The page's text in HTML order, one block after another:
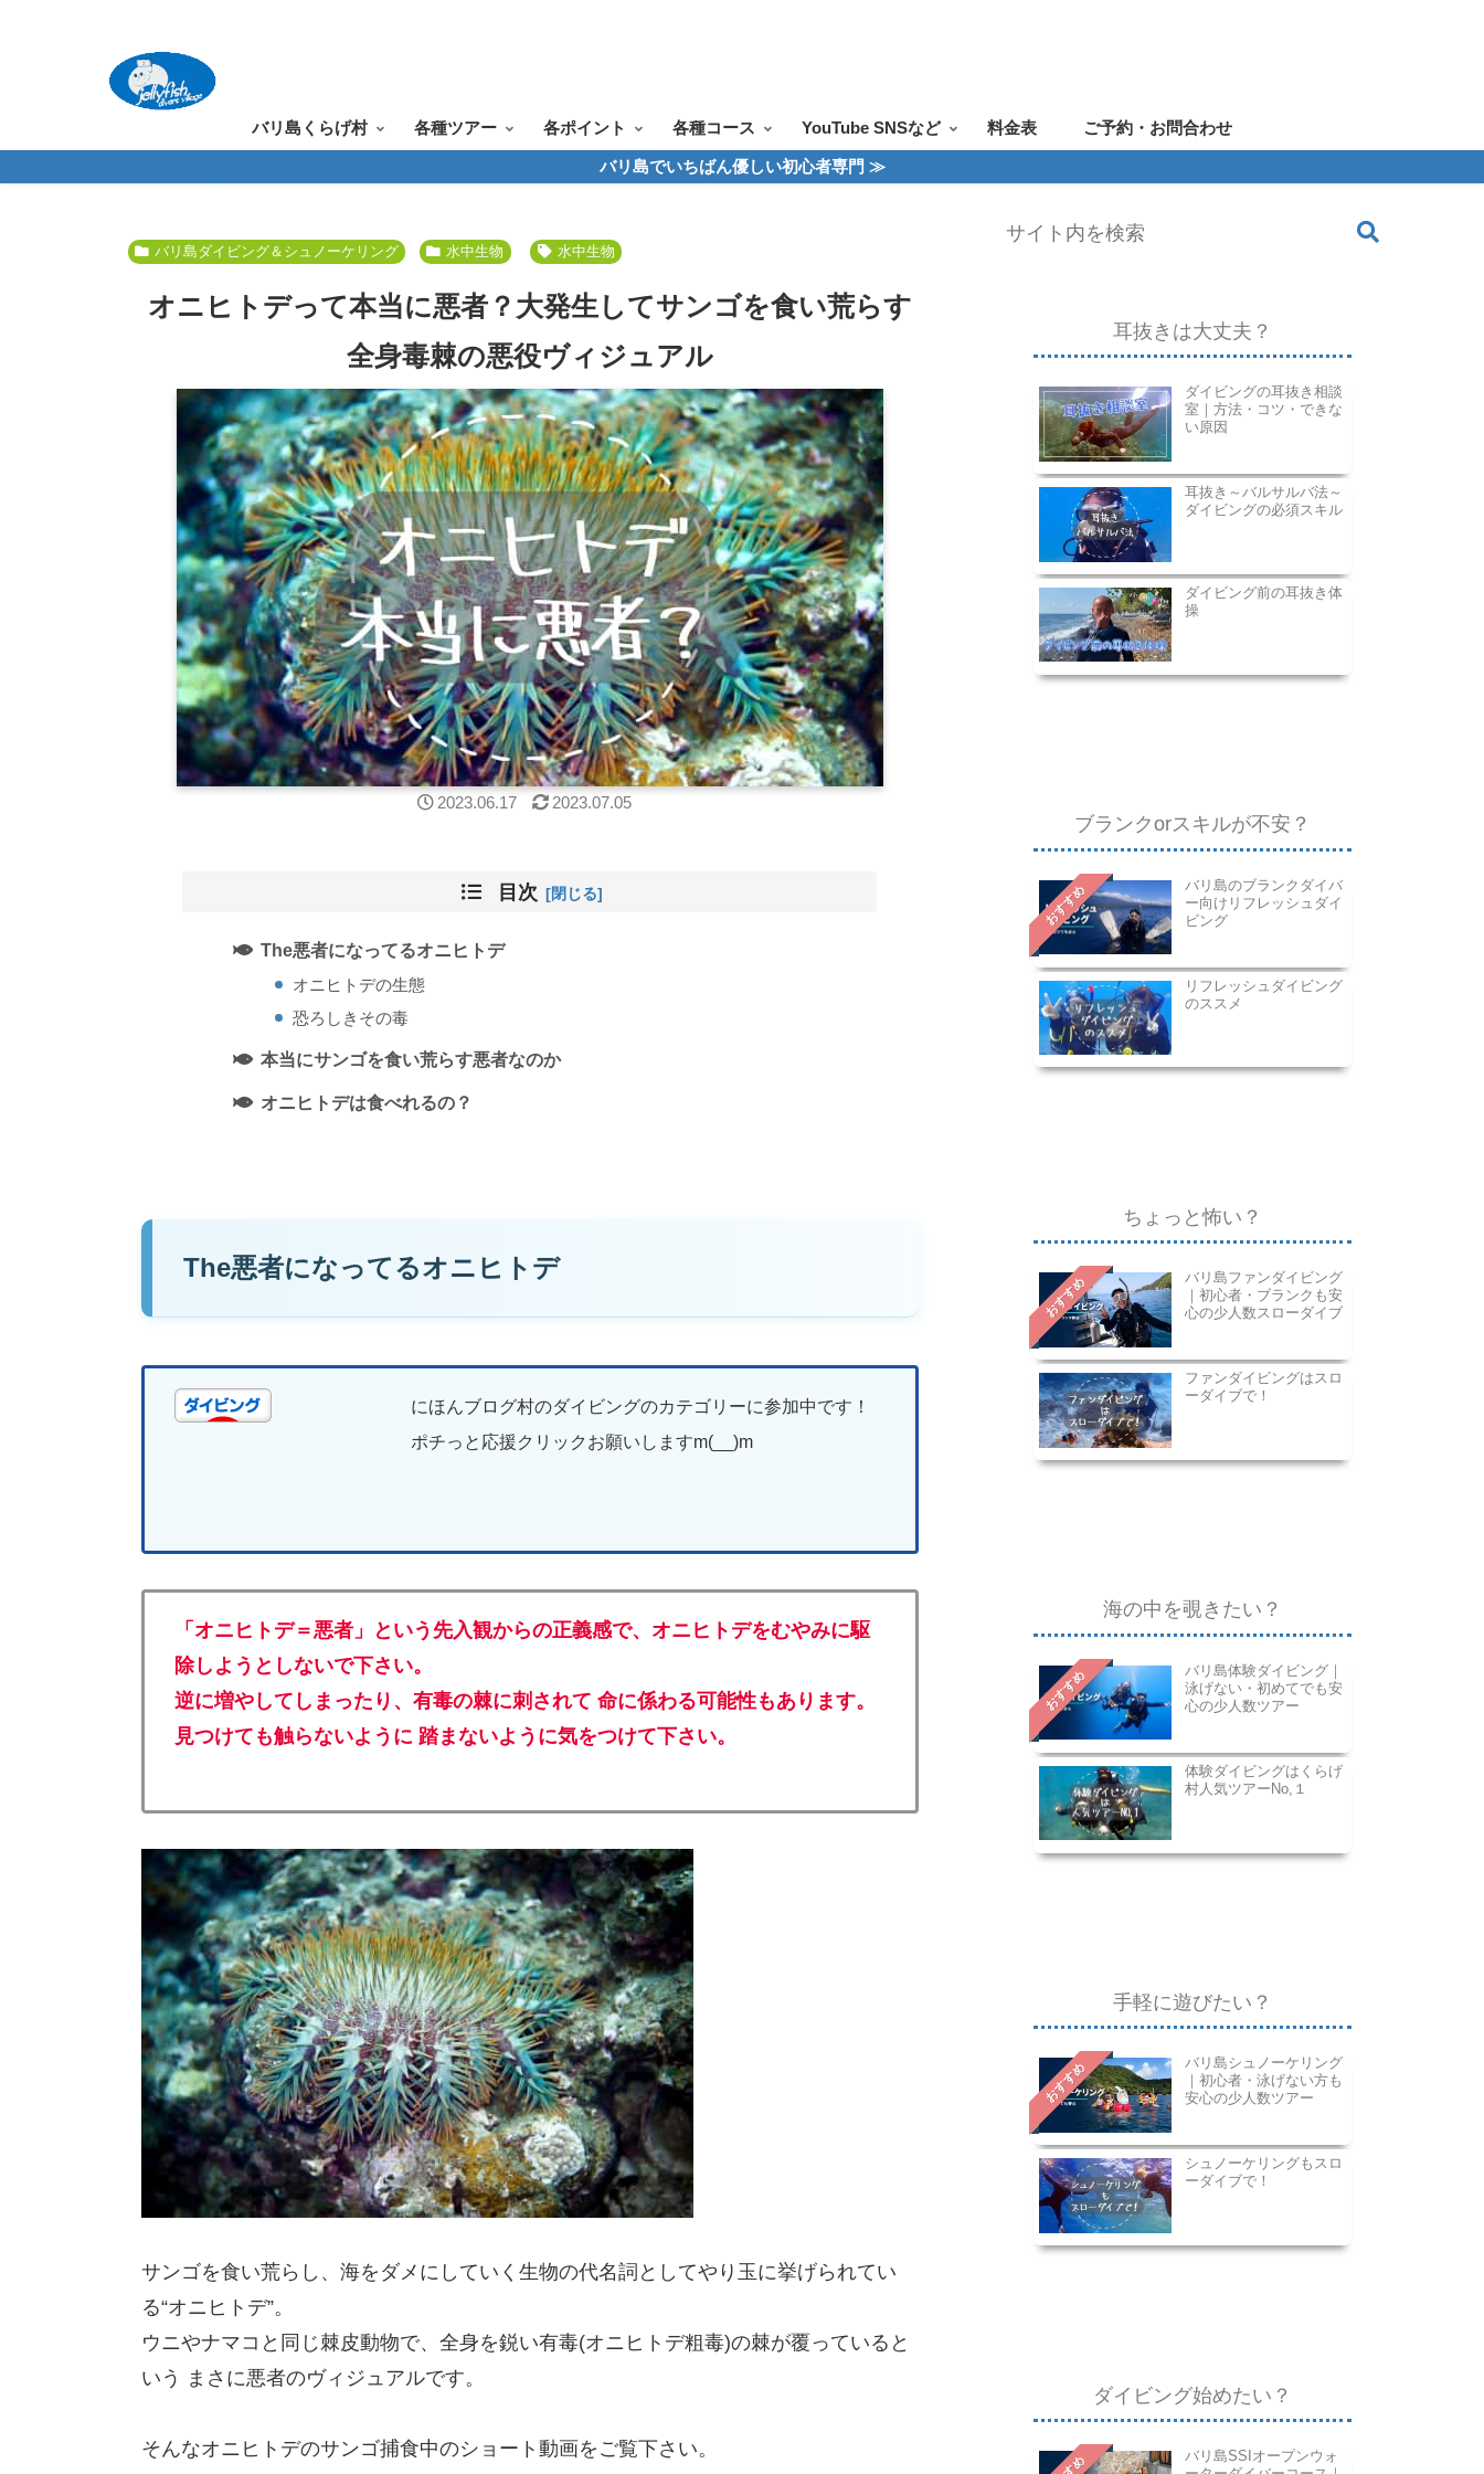
バリ島くらげ村 各種ツアー 各ポイント 各種コース YouTube SNSなど 料金表 ご予約・お問合わせ
バリ島でいちばん優しい初心者専門 ≫
バリ島ダイビング＆シュノーケリング 水中生物 水中生物
オニヒトデって本当に悪者？大発生してサンゴを食い荒らす
全身毒棘の悪役ヴィジュアル
2023.06.17 2023.07.05
目次
The悪者になってるオニヒトデ
オニヒトデの生態
恐ろしきその毒
本当にサンゴを食い荒らす悪者なのか
オニヒトデは食べれるの？
The悪者になってるオニヒトデ
にほんブログ村のダイビングのカテゴリーに参加中です！
ポチっと応援クリックお願いしますm(__)m
「オニヒトデ＝悪者」という先入観からの正義感で、オニヒトデをむやみに駆
除しようとしないで下さい。
逆に増やしてしまったり、有毒の棘に刺されて 命に係わる可能性もあります。
見つけても触らないように 踏まないように気をつけて下さい。
サンゴを食い荒らし、海をダメにしていく生物の代名詞としてやり玉に挙げられてい
る“オニヒトデ”。
ウニやナマコと同じ棘皮動物で、全身を鋭い有毒(オニヒトデ粗毒)の棘が覆っていると
いう まさに悪者のヴィジュアルです。
そんなオニヒトデのサンゴ捕食中のショート動画をご覧下さい。
耳抜きは大丈夫？
ダイビングの耳抜き相談
室｜方法・コツ・できな
い原因
耳抜き～バルサルバ法～
ダイビングの必須スキル
ダイビング前の耳抜き体
操
ブランクorスキルが不安？
おすすめ
バリ島のブランクダイバ
ー向けリフレッシュダイ
ビング
リフレッシュダイビング
のススメ
ちょっと怖い？
おすすめ
バリ島ファンダイビング
｜初心者・ブランクも安
心の少人数スローダイブ
ファンダイビングはスロ
ーダイブで！
海の中を覗きたい？
おすすめ
バリ島体験ダイビング｜
泳げない・初めてでも安
心の少人数ツアー
体験ダイビングはくらげ
村人気ツアーNo,１
手軽に遊びたい？
おすすめ
バリ島シュノーケリング
｜初心者・泳げない方も
安心の少人数ツアー
シュノーケリングもスロ
ーダイブで！
ダイビング始めたい？
バリ島SSIオープンウォ